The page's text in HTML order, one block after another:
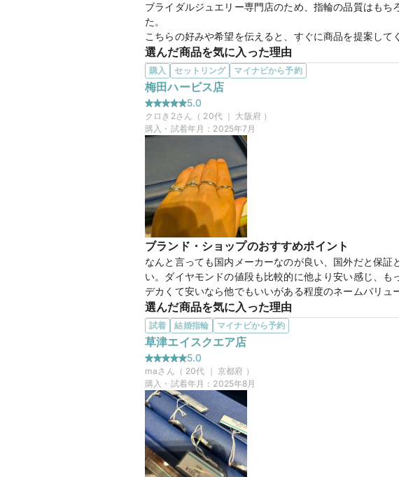
価格帯
マイナビ限定 来店特典
この店舗のおすすめ特典情報
条件クリアで最大65,000円分の電子マネーがもらえ
ブライダルジュエリー専門店のため、指輪の品質はも
た。
こちらの好みや希望を伝えると、すぐに商品を提案し
選んだ商品を気に入った理由
婚約指輪を購入していないので、ダイヤ付きの結婚指輪
ですが、さまざまな商品を試していくうちに、結婚指
してくださったのが、この指輪です。シンプルながら
た。
この店舗の良かったところ
スタッフの方が熱意を持って、ご対応くださったのが
発言もありましたが、それぐらい私たちに自社製品の
ることができて大満足です。
商品名
マイナビ限定 来店特典
この店舗のおすすめ特典情報
条件クリアで最大65,000円分の電子マネーがもらえ
購入 セットリング マイナビから予約
梅田ハービス店
5.0
クロき2さん（ 20代 ｜ 大阪府）
購入・試着年月： 2025年7月
ブランド・ショップのおすすめポイント
なんと言っても国内メーカーなのが良い、国外だと保
い。ダイヤモンドの値段も比較的に他より安い感じ、も
デカくて安いなら他でもいいがある程度のネームバリュ
選んだ商品を気に入った理由
彼女が、気に入った。セットリングを一緒に探しており
ものを選んだ。まずはリングの着け心地が他と違うとこ
この店舗の良かったところ
ダイヤモンドシライシ以外にもエクセルコダイヤモンド
のを付けることができる。また梅田に店舗があるためか
商品名
試着 結婚指輪 マイナビから予約
草津エイスクエア店
5.0
maさん（ 20代 ｜京都府 ）
購入・試着年月： 2025年8月